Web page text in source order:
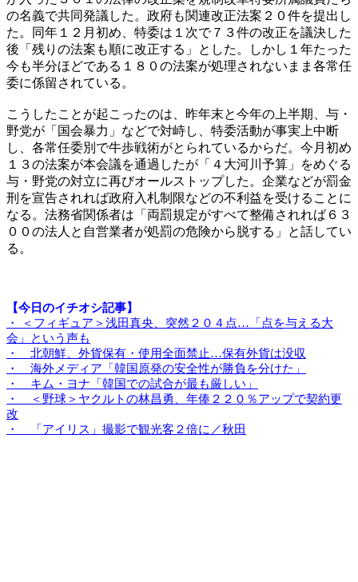
の名義で共同発議した。政府も関連改正法案２０件を提出し
た。同年１２月初め、特委は１次で７３件の改正を議決した
後「残りの法案も順に改正する」とした。しかし１年たった
今も半分ほどである１８０の法案が処理されないまま各常任
委に係留されている。
こうしたことが起こったのは、昨年末と今年の上半期、与・
野党が「国会暴力」などで対峙し、特委活動が事実上中断
し、各常任委別で牛歩戦術がとられているからだ。今月初め
１３の法案が本会議を通過したが「４大河川予算」をめぐる
与・野党の対立に再びオールストップした。企業などが罰金
刑を宣告されれば政府入札制限などの不利益を受けることに
なる。法務省関係者は「両罰規定がすべて整備されれば６３
００の法人と自営業者が処罰の危険から脱する」と話してい
る。
【今日のイチオシ記事】
・ ＜フィギュア＞浅田真央、突然２０４点…「点を与える大
会」という声も
・ 北朝鮮、外貨保有・使用全面禁止…保有外貨は没収
・ 海外メディア「韓国原発の安全性が勝負を分けた」
・ キム・ヨナ「韓国での試合が最も厳しい」
・ ＜野球＞ヤクルトの林昌勇、年俸２２０％アップで契約更
改
・ 「アイリス」撮影で観光客２倍に／秋田